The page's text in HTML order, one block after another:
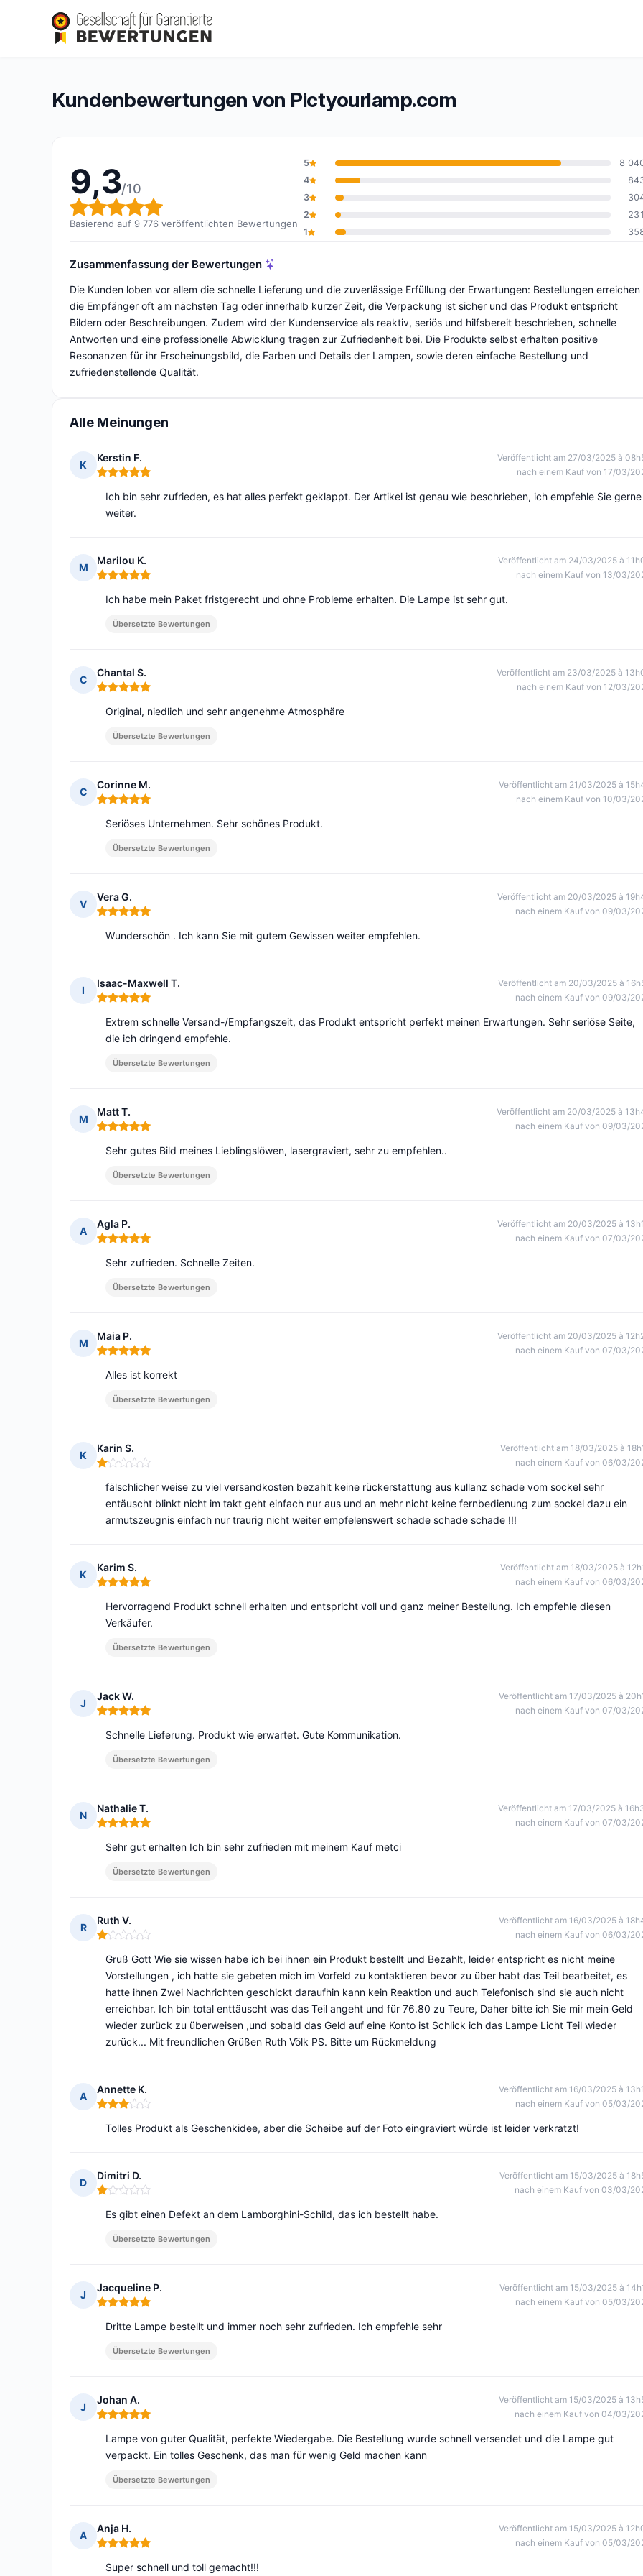
Pictyourlamp.com
Gesamtbewertung: 9,3 von 10
9,3/10(9 776 Bewertungen)
Kundenbewertungen von Pictyourlamp.com
9,3/10
Gesamtbewertung: 9,3 von 10
Basierend auf 9 776 veröffentlichten Bewertungen
5
8
4
3
2
231
1
Zusammenfassung der Bewertungen
Die Kunden loben vor allem die schnelle Lieferung und die zuverlässige Erfüllung der Erwartungen: Bestellungen erreichen
die Empfänger oft am nächsten Tag oder innerhalb kurzer Zeit, die Verpackung ist sicher und das Produkt entspricht
Bildern oder Beschreibungen. Zudem wird der Kundenservice als reaktiv, seriös und hilfsbereit beschrieben, schnelle
Antworten und eine professionelle Abwicklung tragen zur Zufriedenheit bei. Die Produkte selbst erhalten positive
Resonanzen für ihr Erscheinungsbild, die Farben und Details der Lampen, sowie deren einfache Bestellung und
zufriedenstellende Qualität.
Alle Meinungen
K
Kerstin F.
Hinweis: 5 von 5
Veröffentlicht am 27/03/2025 à
nach einem Kauf von 17/03/
Ich bin sehr zufrieden, es hat alles perfekt geklappt. Der Artikel ist genau wie beschrieben, ich empfehle Sie gerne
weiter.
M
Marilou K.
Hinweis: 5 von 5
Veröffentlicht am 24/03/2025 à
nach einem Kauf von 13/03/
Ich habe mein Paket fristgerecht und ohne Probleme erhalten. Die Lampe ist sehr gut.
Übersetzte Bewertungen
C
Chantal S.
Hinweis: 5 von 5
Veröffentlicht am 23/03/2025 à
nach einem Kauf von 12/03/
Original, niedlich und sehr angenehme Atmosphäre
Übersetzte Bewertungen
C
Corinne M.
Hinweis: 5 von 5
Veröffentlicht am 21/03/2025 à
nach einem Kauf von 10/03/
Seriöses Unternehmen. Sehr schönes Produkt.
Übersetzte Bewertungen
V
Vera G.
Hinweis: 5 von 5
Veröffentlicht am 20/03/2025 à
nach einem Kauf von 09/03/
Wunderschön . Ich kann Sie mit gutem Gewissen weiter empfehlen.
I
Isaac-Maxwell T.
Hinweis: 5 von 5
Veröffentlicht am 20/03/2025 à
nach einem Kauf von 09/03/
Extrem schnelle Versand-/Empfangszeit, das Produkt entspricht perfekt meinen Erwartungen. Sehr seriöse Seite,
die ich dringend empfehle.
Übersetzte Bewertungen
M
Matt T.
Hinweis: 5 von 5
Veröffentlicht am 20/03/2025 à
nach einem Kauf von 09/03/
Sehr gutes Bild meines Lieblingslöwen, lasergraviert, sehr zu empfehlen..
Übersetzte Bewertungen
A
Agla P.
Hinweis: 5 von 5
Veröffentlicht am 20/03/2025 à
nach einem Kauf von 07/03/
Sehr zufrieden. Schnelle Zeiten.
Übersetzte Bewertungen
M
Maia P.
Hinweis: 5 von 5
Veröffentlicht am 20/03/2025 à
nach einem Kauf von 07/03/
Alles ist korrekt
Übersetzte Bewertungen
K
Karin S.
Hinweis: 1 von 5
Veröffentlicht am 18/03/2025 à
nach einem Kauf von 06/03/
fälschlicher weise zu viel versandkosten bezahlt keine rückerstattung aus kullanz schade vom sockel sehr
entäuscht blinkt nicht im takt geht einfach nur aus und an mehr nicht keine fernbedienung zum sockel dazu ein
armutszeugnis einfach nur traurig nicht weiter empfelenswert schade schade schade !!!
K
Karim S.
Hinweis: 5 von 5
Veröffentlicht am 18/03/2025 à
nach einem Kauf von 06/03/
Hervorragend Produkt schnell erhalten und entspricht voll und ganz meiner Bestellung. Ich empfehle diesen
Verkäufer.
Übersetzte Bewertungen
J
Jack W.
Hinweis: 5 von 5
Veröffentlicht am 17/03/2025 à
nach einem Kauf von 07/03/
Schnelle Lieferung. Produkt wie erwartet. Gute Kommunikation.
Übersetzte Bewertungen
N
Nathalie T.
Hinweis: 5 von 5
Veröffentlicht am 17/03/2025 à
nach einem Kauf von 07/03/
Sehr gut erhalten Ich bin sehr zufrieden mit meinem Kauf metci
Übersetzte Bewertungen
R
Ruth V.
Hinweis: 1 von 5
Veröffentlicht am 16/03/2025 à
nach einem Kauf von 06/03/
Gruß Gott Wie sie wissen habe ich bei ihnen ein Produkt bestellt und Bezahlt, leider entspricht es nicht meine
Vorstellungen , ich hatte sie gebeten mich im Vorfeld zu kontaktieren bevor zu über habt das Teil bearbeitet, es
hatte ihnen Zwei Nachrichten geschickt daraufhin kann kein Reaktion und auch Telefonisch sind sie auch nicht
erreichbar. Ich bin total enttäuscht was das Teil angeht und für 76.80 zu Teure, Daher bitte ich Sie mir mein Geld
wieder zurück zu überweisen ,und sobald das Geld auf eine Konto ist Schlick ich das Lampe Licht Teil wieder
zurück... Mit freundlichen Grüßen Ruth Völk PS. Bitte um Rückmeldung
A
Annette K.
Hinweis: 3 von 5
Veröffentlicht am 16/03/2025 à
nach einem Kauf von 05/03/
Tolles Produkt als Geschenkidee, aber die Scheibe auf der Foto eingraviert würde ist leider verkratzt!
D
Dimitri D.
Hinweis: 1 von 5
Veröffentlicht am 15/03/2025 à
nach einem Kauf von 03/03/
Es gibt einen Defekt an dem Lamborghini-Schild, das ich bestellt habe.
Übersetzte Bewertungen
J
Jacqueline P.
Hinweis: 5 von 5
Veröffentlicht am 15/03/2025 à
nach einem Kauf von 05/03/
Dritte Lampe bestellt und immer noch sehr zufrieden. Ich empfehle sehr
Übersetzte Bewertungen
J
Johan A.
Hinweis: 5 von 5
Veröffentlicht am 15/03/2025 à
nach einem Kauf von 04/03/
Lampe von guter Qualität, perfekte Wiedergabe. Die Bestellung wurde schnell versendet und die Lampe gut
verpackt. Ein tolles Geschenk, das man für wenig Geld machen kann
Übersetzte Bewertungen
A
Anja H.
Hinweis: 5 von 5
Veröffentlicht am 15/03/2025 à
nach einem Kauf von 05/03/
Super schnell und toll gemacht!!!